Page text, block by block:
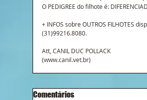
O PEDIGREE do filhote é:
+ INFOS sobre OUTROS FILHOTES
(31)99216.8080.
Att, CANIL DUC POLLACK
(www.canil.vet.br)
Comentários